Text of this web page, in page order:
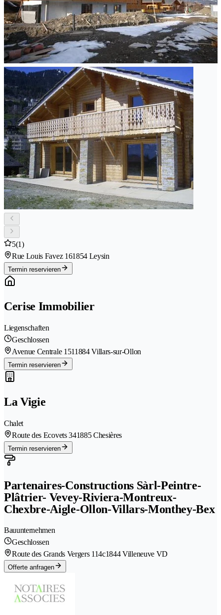
5(1)
Rue Louis Favez 161854 Leysin
Termin reservieren
Cerise Immobilier
Liegenschaften
Geschlossen
Avenue Centrale 1511884 Villars-sur-Ollon
Termin reservieren
La Vigie
Chalet
Route des Ecovets 341885 Chesières
Termin reservieren
Partenaires-Constructions Sàrl-Peintre-
Plâtrier- Vevey-Riviera-Montreux-
Chexbre-Aigle-Ollon-Villars-Monthey-Bex
Bauunternehmen
Geschlossen
Route des Grands Vergers 114c1844 Villeneuve VD
Offerte anfragen